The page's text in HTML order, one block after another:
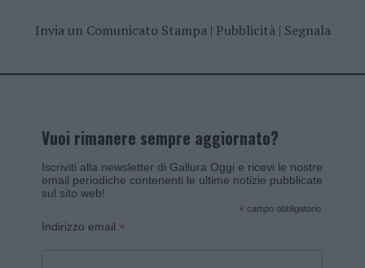
Invia un Comunicato Stampa| Pubblicità| Segnala
Vuoi rimanere sempre aggiornato?
Iscriviti alla newsletter di Gallura Oggi e ricevi le nostre
email periodiche contenenti le ultime notizie pubblicate
sul sito web!
* campo obbligatorio
Indirizzo email *